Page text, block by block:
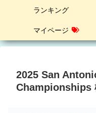
ランキング
マイページ
2025 San
Championships